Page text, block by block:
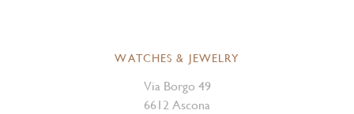
WATCHES & JEWELRY
Via Borgo 49
6612 Ascona